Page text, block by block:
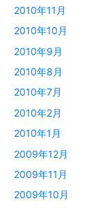
2010年11月
2010年10月
2010年9月
2010年8月
2010年7月
2010年2月
2010年1月
2009年12月
2009年11月
2009年10月